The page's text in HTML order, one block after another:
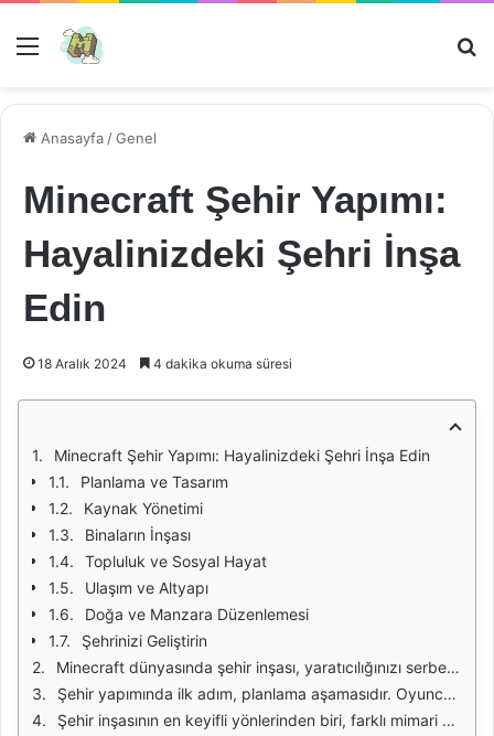
Menü
Anasayfa /Genel
Minecraft Şehir Yapımı:
Hayalinizdeki Şehri İnşa
Edin
18 Aralık 2024 4 dakika okuma süresi
Minecraft Şehir Yapımı: Hayalinizdeki Şehri İnşa Edin
Planlama ve Tasarım
Kaynak Yönetimi
Binaların İnşası
Topluluk ve Sosyal Hayat
Ulaşım ve Altyapı
Doğa ve Manzara Düzenlemesi
Şehrinizi Geliştirin
Minecraft dünyasında şehir inşası, yaratıcılığınızı serbest bırakmanın en eğlenceli yollarından biridir. Oyuncular, kendi hayal güçlerini kullanarak, farklı mimari tarzlarla dolu büyük ve karmaşık şehirler oluşturabilirler. Bu süreç, sadece yapılar inşa etmekle kalmaz, aynı zamanda bir topluluğun yaşamını tasarlamak ve farklı alanları bir araya getirmekle de ilgilidir. Modern binalar, tarihi yapılar, parklar ve eğlence alanlarıyla dolu bir şehir, oyuncuların hayal gücünü sınırsız bir şekilde ortaya koymasına olanak tanır.
Şehir yapımında ilk adım, planlama aşamasıdır. Oyuncular, şehirlerinin hangi temada olacağına karar vermeli ve bu temaya uygun yapılar, yollar ve diğer unsurları düşünmelidir. Planlama aşaması, yapıların yerleşimini, sokakların düzenini ve yeşil alanların konumunu belirlemekte büyük önem taşır. Bu aşamada, şehir haritasının genel hatları oluşturulmalı ve her bir bölgenin amacı belirlenmelidir.
Şehir inşasının en keyifli yönlerinden biri, farklı mimari stilleri bir araya getirmektir. Klasik Avrupa mimarisinden, modern minimalist tasarımlara kadar birçok tarzı bir arada kullanarak, şehirde çeşitlilik sağlamak mümkündür. Minecraft’ın sunduğu geniş blok yelpazesi sayesinde, hayalini kurduğunuz yapıları gerçeğe dönüştürmek oldukça kolaydır. Farklı malzemeleri bir arada kullanarak, ilginç ve dikkat çekici yapılar elde edebilirsiniz.